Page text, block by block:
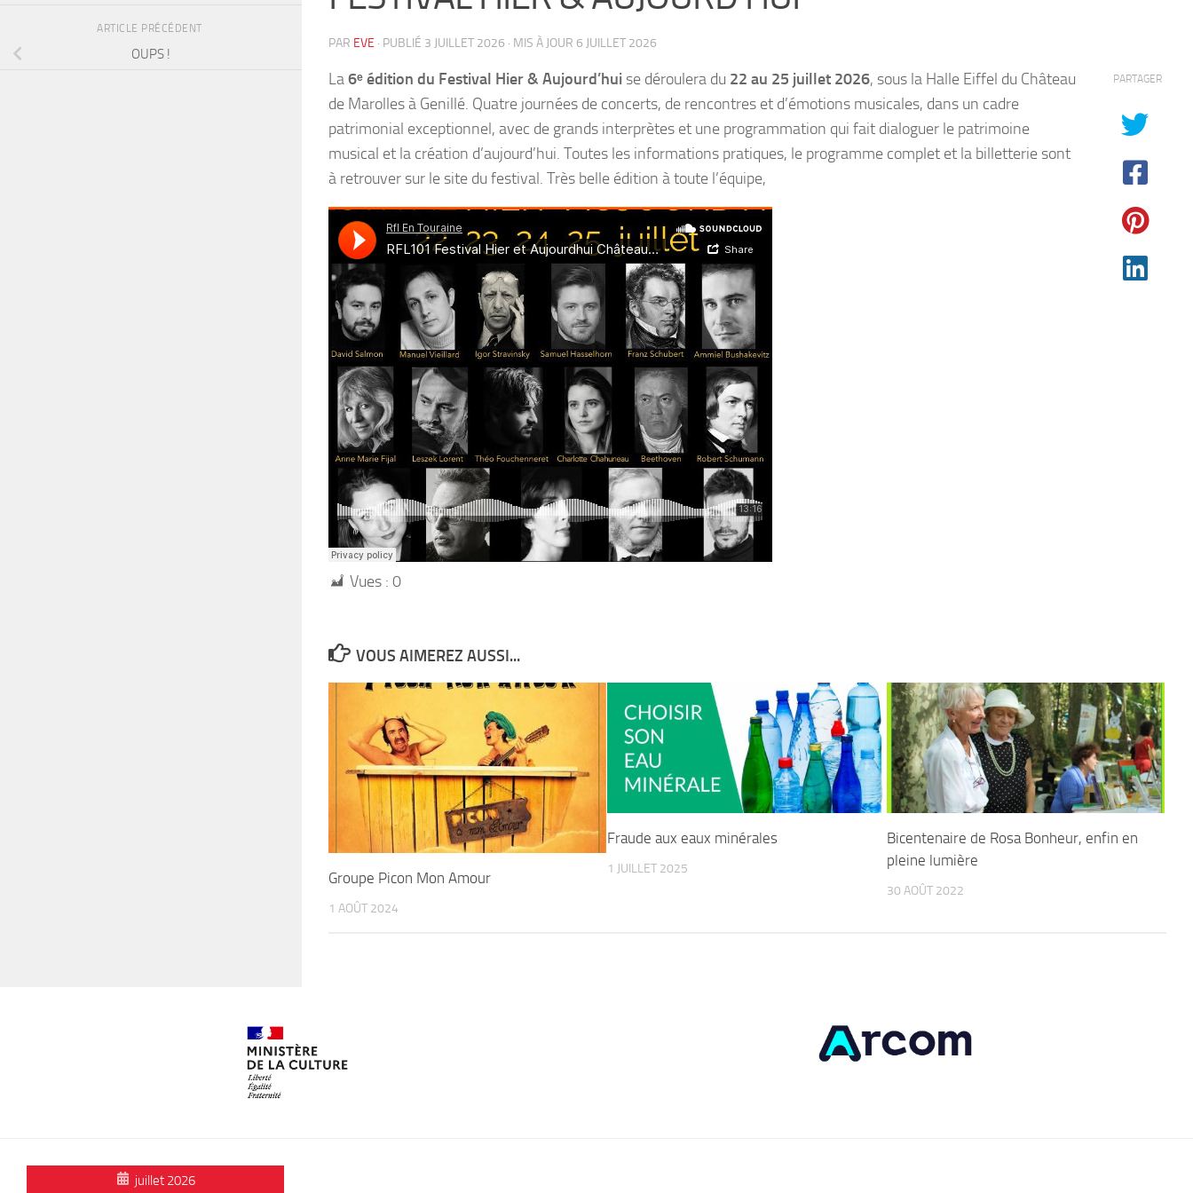
PAR EVE · PUBLIÉ 3 JUILLET 2026 · MIS À JOUR 6 JUILLET 2026
La6ᵉ édition du Festival Hier & Aujourd’hui se déroulera du 22 au 25 juillet 2026, sous la Halle Eiffel du Château
de Marolles à Genillé. Quatre journées de concerts, de rencontres et d’émotions musicales, dans un cadre
patrimonial exceptionnel, avec de grands interprètes et une programmation qui fait dialoguer le patrimoine
musical et la création d’aujourd’hui. Toutes les informations pratiques, le programme complet et la billetterie sont
à retrouver sur le site du festival. Très belle édition à toute l’équipe,
Vues : 0
PARTAGER
VOUS AIMEREZ AUSSI...
Groupe Picon Mon Amour
1 AOÛT 2024
Fraude aux eaux minérales
1 JUILLET 2025
Bicentenaire de Rosa Bonheur, enfin en
pleine lumière
30 AOÛT 2022
ARTICLE PRÉCÉDENT
OUPS !
juillet 2026